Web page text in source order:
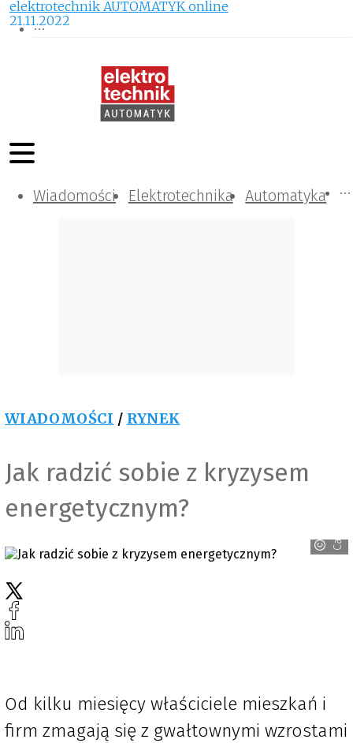
Wiadomości Elektrotechnika Automatyka
Komunikacja i IT
Kontrola
Tematy specjalne
WIADOMOŚCI / RYNEK
Jak radzić sobie z kryzysem
energetycznym?
Canva
elektrotechnik AUTOMATYK online
21.11.2022
Od kilku miesięcy właściciele mieszkań i
firm zmagają się z gwałtownymi wzrostami